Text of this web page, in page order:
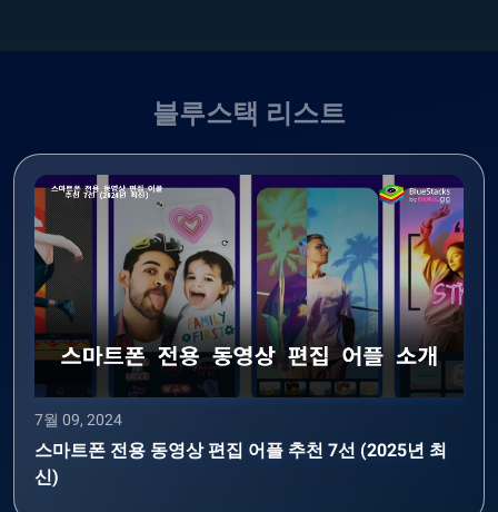
블루스택 리스트
7월 09, 2024
스마트폰 전용 동영상 편집 어플 추천 7선 (2025년 최
신)